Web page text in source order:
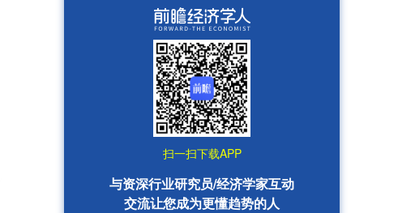
扫一扫下载APP
与资深行业研究员/经济学家互动
交流让您成为更懂趋势的人